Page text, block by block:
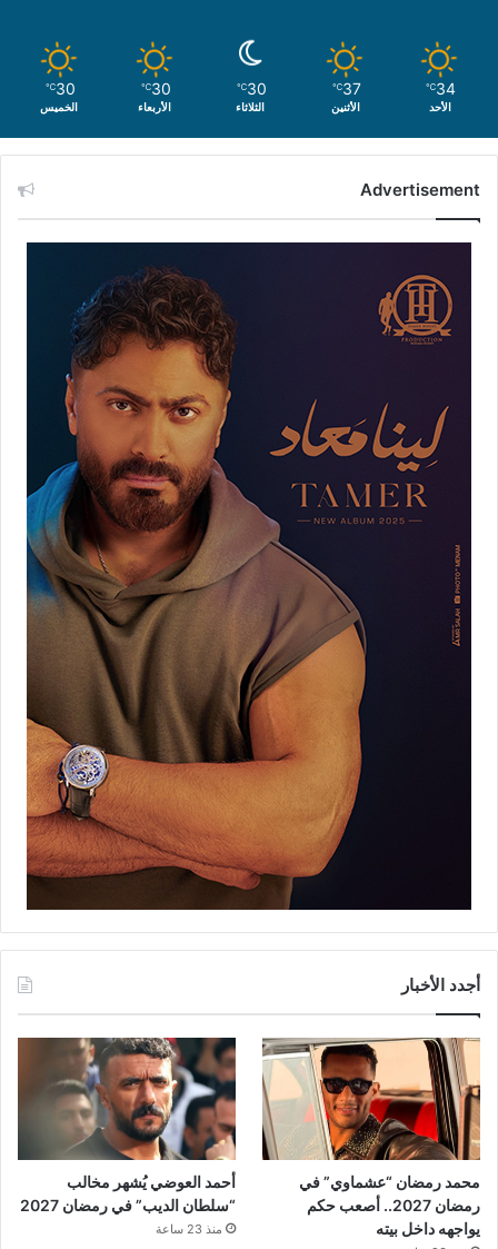
34
℃
الأحد
37
℃
الأثنين
30
℃
الثلاثاء
30
℃
الأربعاء
30
℃
الخميس
Advertisement
أجدد الأخبار
محمد رمضان “عشماوي” في
رمضان 2027.. أصعب حكم
يواجهه داخل بيته
أحمد العوضي يُشهر مخالب
“سلطان الديب” في رمضان 2027
منذ 23 ساعة